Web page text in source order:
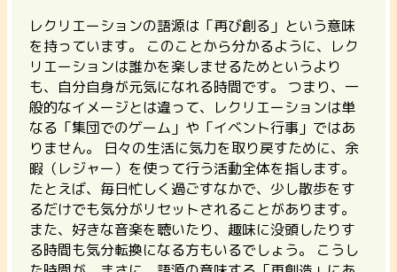
レクリエーションの語源は「再び創る」という意味
を持っています。 このことから分かるように、レク
リエーションは誰かを楽しませるためというより
も、自分自身が元気になれる時間です。
つまり、一
般的なイメージとは違って、レクリエーションは単
なる「集団でのゲーム」や「イベント行事」ではあ
りません。 日々の生活に気力を取り戻すために、余
暇（レジャー）を使って行う活動全体を指します。
たとえば、毎日忙しく過ごすなかで、少し散歩をす
るだけでも気分がリセットされることがあります。
また、好きな音楽を聴いたり、趣味に没頭したりす
る時間も気分転換になる方もいるでしょう。 こうし